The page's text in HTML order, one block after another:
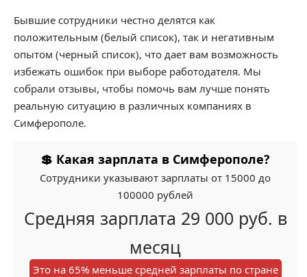
Бывшие сотрудники честно делятся как
положительным (белый список), так и негативным
опытом (черный список), что дает вам возможность
избежать ошибок при выборе работодателя. Мы
собрали отзывы, чтобы помочь вам лучше понять
реальную ситуацию в различных компаниях в
Симферополе.
💲 Какая зарплата в Симферополе?
Сотрудники указывают зарплаты от 15000 до
100000 рублей
Средняя зарплата 29 000 руб. в
месяц
Это на 65% меньше средней зарплаты по стране